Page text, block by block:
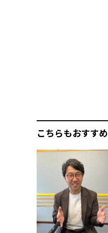
こちらもおすすめ